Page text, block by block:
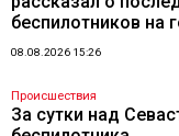
беспилотников на
08.08.2026 15:26
Происшествия
За сутки над